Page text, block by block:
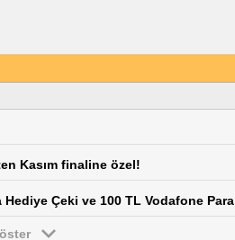
Kasım finaline özel!
Çeki ve 100 TL Vodafone Para